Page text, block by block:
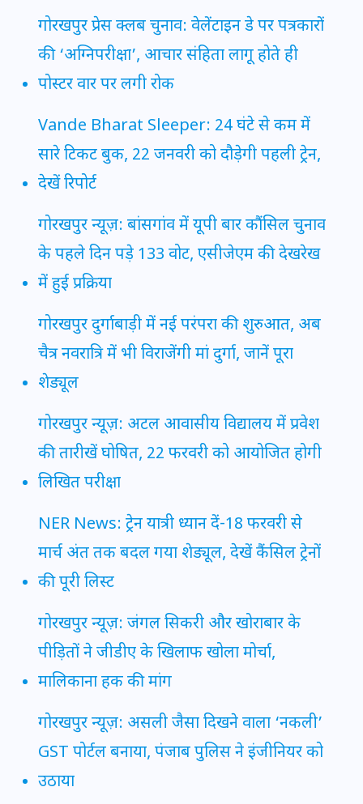
गोरखपुर प्रेस क्लब चुनाव: वेलेंटाइन डे पर पत्रकारों
की ‘अग्निपरीक्षा’, आचार संहिता लागू होते ही
पोस्टर वार पर लगी रोक
Vande Bharat Sleeper: 24 घंटे से कम में
सारे टिकट बुक, 22 जनवरी को दौड़ेगी पहली ट्रेन,
देखें रिपोर्ट
गोरखपुर न्यूज़: बांसगांव में यूपी बार कौंसिल चुनाव
के पहले दिन पड़े 133 वोट, एसीजेएम की देखरेख
में हुई प्रक्रिया
गोरखपुर दुर्गाबाड़ी में नई परंपरा की शुरुआत, अब
चैत्र नवरात्रि में भी विराजेंगी मां दुर्गा, जानें पूरा
शेड्यूल
गोरखपुर न्यूज़: अटल आवासीय विद्यालय में प्रवेश
की तारीखें घोषित, 22 फरवरी को आयोजित होगी
लिखित परीक्षा
NER News: ट्रेन यात्री ध्यान दें-18 फरवरी से
मार्च अंत तक बदल गया शेड्यूल, देखें कैंसिल ट्रेनों
की पूरी लिस्ट
गोरखपुर न्यूज़: जंगल सिकरी और खोराबार के
पीड़ितों ने जीडीए के खिलाफ खोला मोर्चा,
मालिकाना हक की मांग
गोरखपुर न्यूज़: असली जैसा दिखने वाला ‘नकली’
GST पोर्टल बनाया, पंजाब पुलिस ने इंजीनियर को
उठाया